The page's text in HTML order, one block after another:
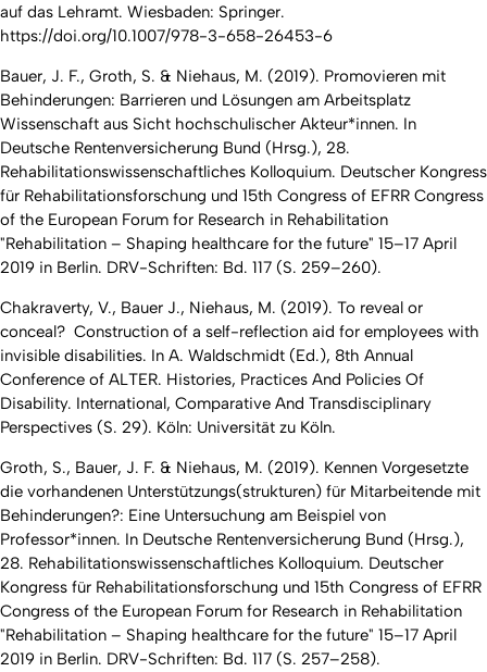
auf das Lehramt. Wiesbaden: Springer.
https://doi.org/10.1007/978-3-658-26453-6
Bauer, J. F., Groth, S. & Niehaus, M. (2019). Promovieren mit
Behinderungen: Barrieren und Lösungen am Arbeitsplatz
Wissenschaft aus Sicht hochschulischer Akteur*innen. In
Deutsche Rentenversicherung Bund (Hrsg.), 28.
Rehabilitationswissenschaftliches Kolloquium. Deutscher Kongress
für Rehabilitationsforschung und 15th Congress of EFRR Congress
of the European Forum for Research in Rehabilitation
"Rehabilitation – Shaping healthcare for the future" 15–17 April
2019 in Berlin. DRV-Schriften: Bd. 117 (S. 259–260).
Chakraverty, V., Bauer J., Niehaus, M. (2019). To reveal or
conceal? Construction of a self-reflection aid for employees with
invisible disabilities. In A. Waldschmidt (Ed.), 8th Annual
Conference of ALTER. Histories, Practices And Policies Of
Disability. International, Comparative And Transdisciplinary
Perspectives (S. 29). Köln: Universität zu Köln.
Groth, S., Bauer, J. F. & Niehaus, M. (2019). Kennen Vorgesetzte
die vorhandenen Unterstützungs(strukturen) für Mitarbeitende mit
Behinderungen?: Eine Untersuchung am Beispiel von
Professor*innen. In Deutsche Rentenversicherung Bund (Hrsg.),
28. Rehabilitationswissenschaftliches Kolloquium. Deutscher
Kongress für Rehabilitationsforschung und 15th Congress of EFRR
Congress of the European Forum for Research in Rehabilitation
"Rehabilitation – Shaping healthcare for the future" 15–17 April
2019 in Berlin. DRV-Schriften: Bd. 117 (S. 257–258).